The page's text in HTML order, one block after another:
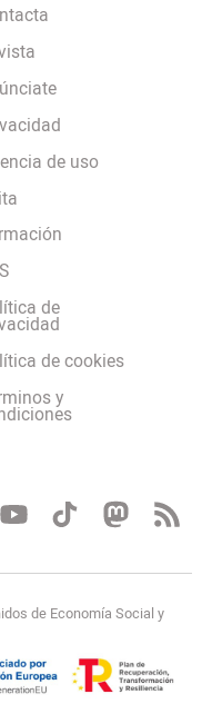
de uso
de
de cookies
y
de Economía Social y